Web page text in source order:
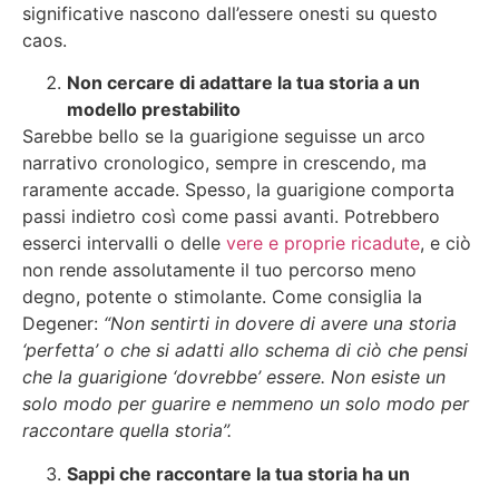
significative nascono dall’essere onesti su questo
caos.
Non cercare di adattare la tua storia a un
modello prestabilito
Sarebbe bello se la guarigione seguisse un arco
narrativo cronologico, sempre in crescendo, ma
raramente accade. Spesso, la guarigione comporta
passi indietro così come passi avanti. Potrebbero
esserci intervalli o delle vere e proprie ricadute, e ciò
non rende assolutamente il tuo percorso meno
degno, potente o stimolante. Come consiglia la
Degener: “Non sentirti in dovere di avere una storia
‘perfetta’ o che si adatti allo schema di ciò che pensi
che la guarigione ‘dovrebbe’ essere. Non esiste un
solo modo per guarire e nemmeno un solo modo per
raccontare quella storia”.
Sappi che raccontare la tua storia ha un